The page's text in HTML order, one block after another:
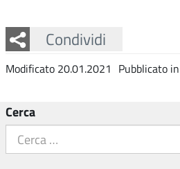
Condividi
Facebook
Twitter
Whatsapp
Modificato 20.01.2021 Pubblicato in
Cerca